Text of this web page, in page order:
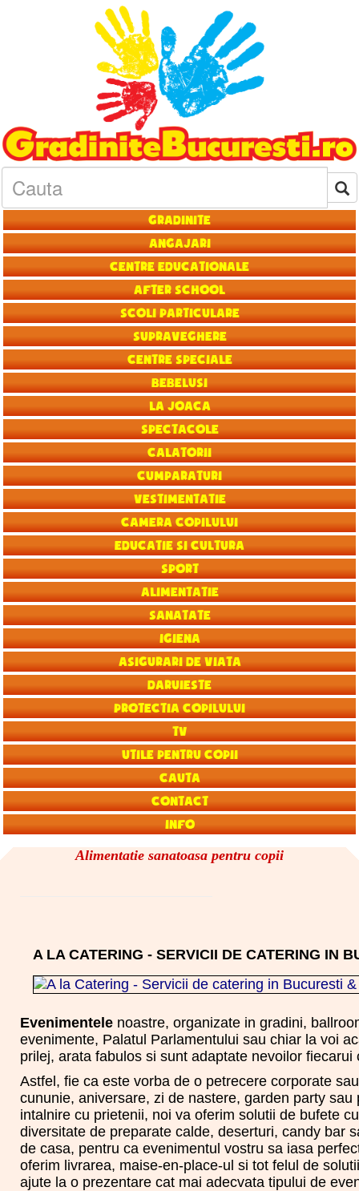
Gradinite
Angajari
Centre educationale
After School
Scoli particulare
Supraveghere
Centre speciale
Bebelusi
La joaca
Spectacole
Calatorii
Cumparaturi
Vestimentatie
Camera copilului
Educatie si Cultura
Sport
Alimentatie
Sanatate
Igiena
Asigurari de viata
Daruieste
Protectia copilului
TV
Utile pentru copii
Cauta
Contact
Info
Alimentatie sanatoasa pentru copii
A LA CATERING - SERVICII DE CATERING IN
Evenimentele noastre, organizate in gradini,
evenimente, Palatul Parlamentului sau chiar la voi
prilej, arata fabulos si sunt adaptate nevoilor fiecarui
Astfel, fie ca este vorba de o petrecere corporate
cununie, aniversare, zi de nastere, garden party sau
intalnire cu prietenii, noi va oferim solutii de bufete
diversitate de preparate calde, deserturi, candy bar
de casa, pentru ca evenimentul vostru sa iasa
oferim livrarea, maise-en-place-ul si tot felul de
ajute la o prezentare cat mai adecvata tipului de